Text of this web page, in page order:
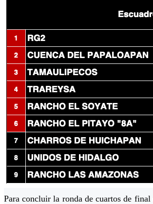
Para concluir la ronda de cuartos de